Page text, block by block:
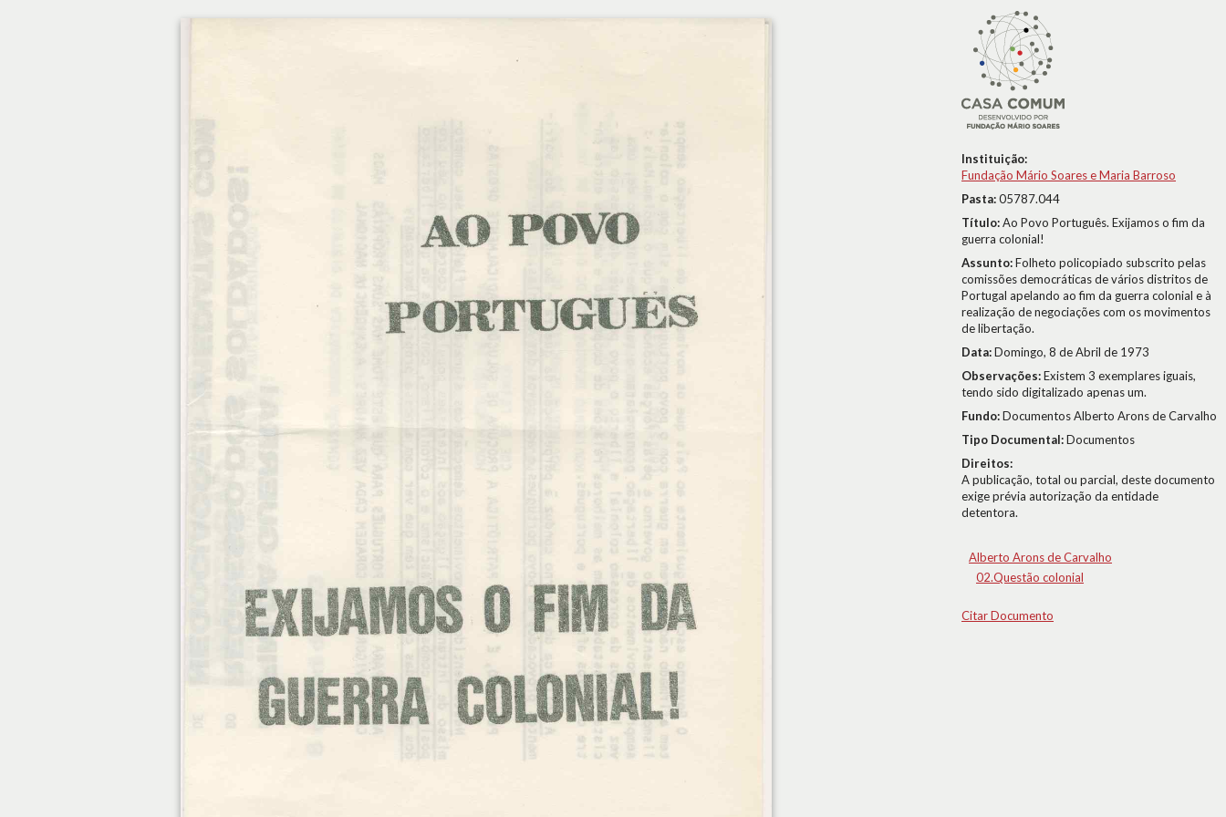
Instituição:
Fundação Mário Soares e Maria Barroso
Pasta:05787.044
Título:Ao Povo Português. Exijamos o fim da
guerra colonial!
Assunto:Folheto policopiado subscrito pelas
comissões democráticas de vários distritos de
Portugal apelando ao fim da guerra colonial e à
realização de negociações com os movimentos
de libertação.
Data:Domingo, 8 de Abril de 1973
Observações:Existem 3 exemplares iguais,
tendo sido digitalizado apenas um.
Fundo:Documentos Alberto Arons de Carvalho
Tipo Documental:Documentos
Direitos:
A publicação, total ou parcial, deste documento
exige prévia autorização da entidade
detentora.
Alberto Arons de Carvalho
02.Questão colonial
Citar Documento